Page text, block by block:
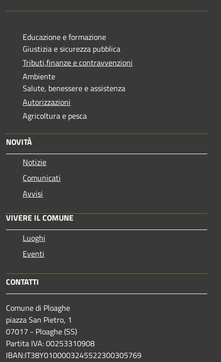
Educazione e formazione
Giustizia e sicurezza pubblica
Tributi,finanze e contravvenzioni
Ambiente
Salute, benessere e assistenza
Autorizzazioni
Agricoltura e pesca
NOVITÀ
Notizie
Comunicati
Avvisi
VIVERE IL COMUNE
Luoghi
Eventi
CONTATTI
Comune di Ploaghe
piazza San Pietro, 1
07017 - Ploaghe (SS)
Partita IVA: 00253310908
IBAN:IT38Y0100003245522300305769